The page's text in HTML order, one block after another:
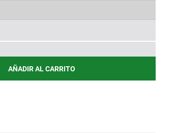
AÑADIR AL CARRITO